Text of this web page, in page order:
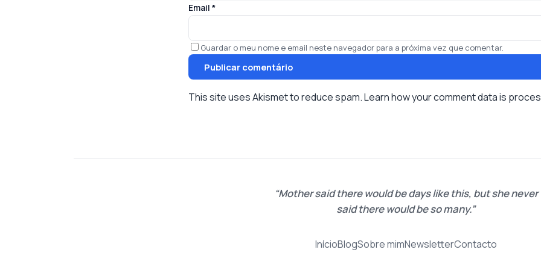
Email *
Guardar o meu nome e email neste navegador para a próxima vez que comentar.
This site uses Akismet to reduce spam.Learn how your comment data is
Mother said there would be days like this, but she never
said there would be so many.
InícioBlogSobre mimNewsletterContacto